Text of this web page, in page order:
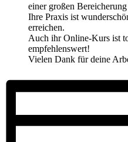
einer großen Bereicherung
Ihre Praxis ist
erreichen.
Auch ihr Online-Kurs ist
empfehlenswert!
Vielen Dank für deine